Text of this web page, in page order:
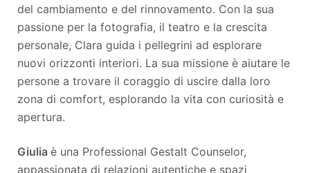
del cambiamento e del rinnovamento. Con la sua
passione per la fotografia, il teatro e la crescita
personale, Clara guida i pellegrini ad esplorare
nuovi orizzonti interiori. La sua missione è aiutare le
persone a trovare il coraggio di uscire dalla loro
zona di comfort, esplorando la vita con curiosità e
apertura​.
Giulia è una Professional Gestalt Counselor,
appassionata di relazioni autentiche e spazi